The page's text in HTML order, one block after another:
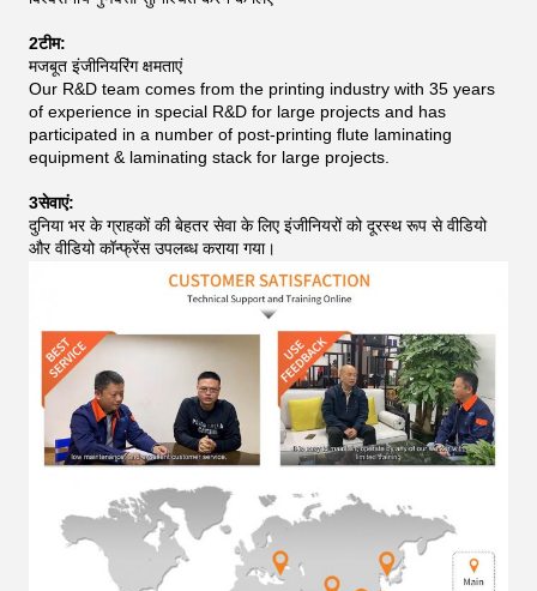
2टीम:
मजबूत इंजीनियरिंग क्षमताएं
Our R&D team comes from the printing industry with 35 years
of experience in special R&D for large projects and has
participated in a number of post-printing flute laminating
equipment & laminating stack for large projects.
3सेवाएं:
दुनिया भर के ग्राहकों की बेहतर सेवा के लिए इंजीनियरों को दूरस्थ रूप से वीडियो
और वीडियो कॉन्फ्रेंस उपलब्ध कराया गया।